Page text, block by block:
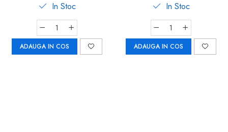
In Stoc
ADAUGA IN COS
In Stoc
ADAUGA IN COS